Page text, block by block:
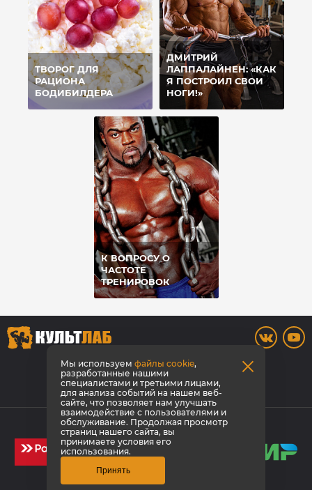
ТВОРОГ ДЛЯ
РАЦИОНА
БОДИБИЛДЕРА
ДМИТРИЙ
ЛАППАЛАЙНЕН: «КАК
Я ПОСТРОИЛ СВОИ
НОГИ!»
К ВОПРОСУ О
ЧАСТОТЕ
ТРЕНИРОВОК
8 (3842) 446-373
Заказать звонок
© КультЛаб Спортивное питание
Политика конфиденциальности
Создание сайта
Мы используемфайлы cookie,
разработанные нашими
специалистами и третьими лицами,
для анализа событий на нашем веб-
сайте, что позволяет нам улучшать
взаимодействие с пользователями и
обслуживание. Продолжая просмотр
страниц нашего сайта, вы
принимаете условия его
использования.
Принять